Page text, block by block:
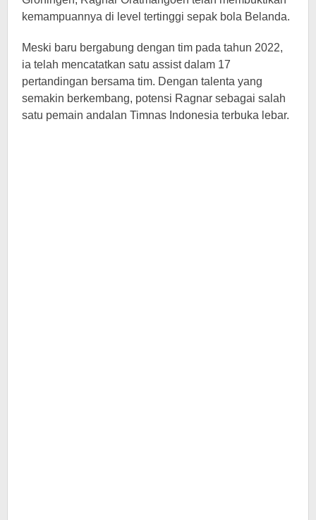
kemampuannya di level tertinggi sepak bola Belanda.
Meski baru bergabung dengan tim pada tahun 2022,
ia telah mencatatkan satu assist dalam 17
pertandingan bersama tim. Dengan talenta yang
semakin berkembang, potensi Ragnar sebagai salah
satu pemain andalan Timnas Indonesia terbuka lebar.